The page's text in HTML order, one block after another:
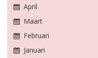
April
Maart
Februari
Januari